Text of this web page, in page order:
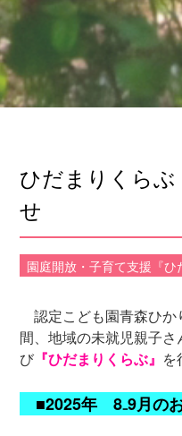
ひだまりくらぶ
せ
園庭開放・子育て支援『ひ
認定こども園青森ひ
間、地域の未就児親子さ
び 『ひだまりくらぶ』 を
■2025年 8₋9月の